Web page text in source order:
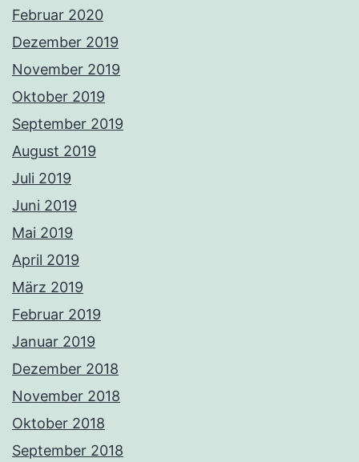
Februar 2020
Dezember 2019
November 2019
Oktober 2019
September 2019
August 2019
Juli 2019
Juni 2019
Mai 2019
April 2019
März 2019
Februar 2019
Januar 2019
Dezember 2018
November 2018
Oktober 2018
September 2018